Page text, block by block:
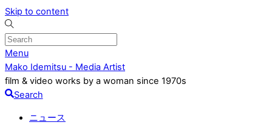
Skip to content
Menu
Mako Idemitsu - Media Artist
film & video works by a woman since 1970s
Search
ニュース